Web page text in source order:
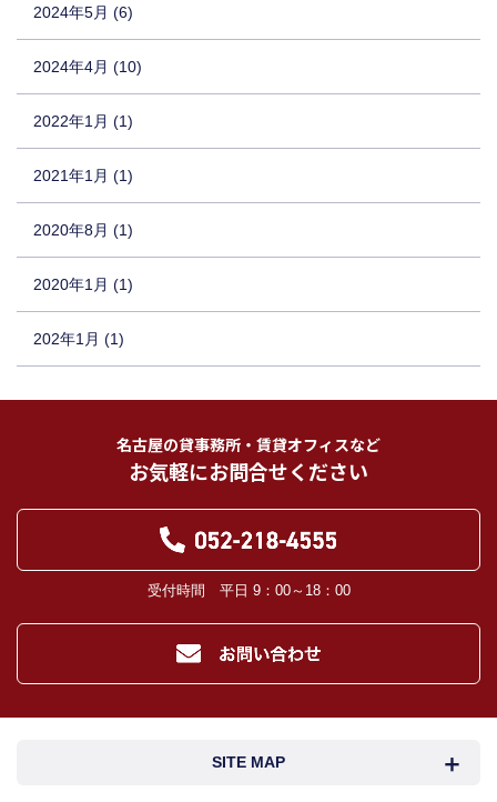
2024年5月 (6)
2024年4月 (10)
2022年1月 (1)
2021年1月 (1)
2020年8月 (1)
2020年1月 (1)
202年1月 (1)
名古屋の貸事務所・賃貸オフィスなど
お気軽にお問合せください
受付時間 平日 9：00～18：00
SITE MAP